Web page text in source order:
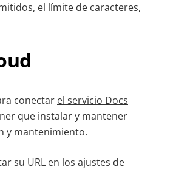
el límite de caracteres,
conectar el servicio Docs
que instalar y mantener
y mantenimiento.
su URL en los ajustes de